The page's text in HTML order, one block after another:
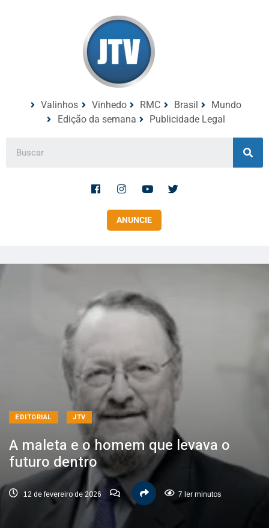
Valinhos Vinhedo RMC Brasil
Mundo
Edição da semana
Publicidade Legal
ANUNCIE
EDITORIAL JTV
A maleta e o homem que levava o
futuro dentro
12 de fevereiro de 2026 7 ler minutos